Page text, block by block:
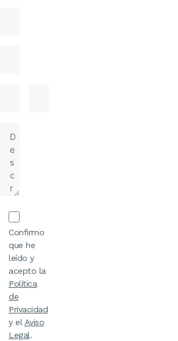
Confirmo
que he
leído y
acepto la
Política
de
Privacidad
y elAviso
Legal.